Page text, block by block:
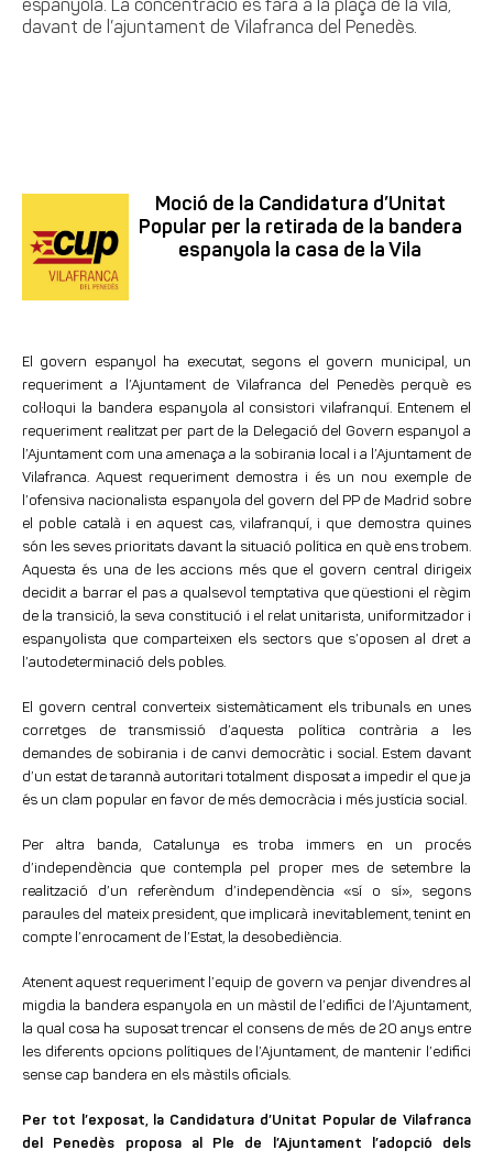
espanyola. La concentració es farà a la plaça de la vila,
davant de l’ajuntament de Vilafranca del Penedès.
Moció de la Candidatura d’Unitat
Popular per la retirada de la bandera
espanyola la casa de la Vila
El govern espanyol ha executat, segons el govern municipal, un
requeriment a l’Ajuntament de Vilafranca del Penedès perquè es
col·loqui la bandera espanyola al consistori vilafranquí. Entenem el
requeriment realitzat per part de la Delegació del Govern espanyol a
l’Ajuntament com una amenaça a la sobirania local i a l’Ajuntament de
Vilafranca. Aquest requeriment demostra i és un nou exemple de
l’ofensiva nacionalista espanyola del govern del PP de Madrid sobre
el poble català i en aquest cas, vilafranquí, i que demostra quines
són les seves prioritats davant la situació política en què ens trobem.
Aquesta és una de les accions més que el govern central dirigeix
decidit a barrar el pas a qualsevol temptativa que qüestioni el règim
de la transició, la seva constitució i el relat unitarista, uniformitzador i
espanyolista que comparteixen els sectors que s’oposen al dret a
l’autodeterminació dels pobles.
El govern central converteix sistemàticament els tribunals en unes
corretges de transmissió d’aquesta política contrària a les
demandes de sobirania i de canvi democràtic i social. Estem davant
d’un estat de tarannà autoritari totalment disposat a impedir el que ja
és un clam popular en favor de més democràcia i més justícia social.
Per altra banda, Catalunya es troba immers en un procés
d’independència que contempla pel proper mes de setembre la
realització d’un referèndum d’independència «sí o sí», segons
paraules del mateix president, que implicarà inevitablement, tenint en
compte l’enrocament de l’Estat, la desobediència.
Atenent aquest requeriment l’equip de govern va penjar divendres al
migdia la bandera espanyola en un màstil de l’edifici de l’Ajuntament,
la qual cosa ha suposat trencar el consens de més de 20 anys entre
les diferents opcions polítiques de l’Ajuntament, de mantenir l’edifici
sense cap bandera en els màstils oficials.
Per tot l’exposat, la Candidatura d’Unitat Popular de Vilafranca
del Penedès proposa al Ple de l’Ajuntament l’adopció dels